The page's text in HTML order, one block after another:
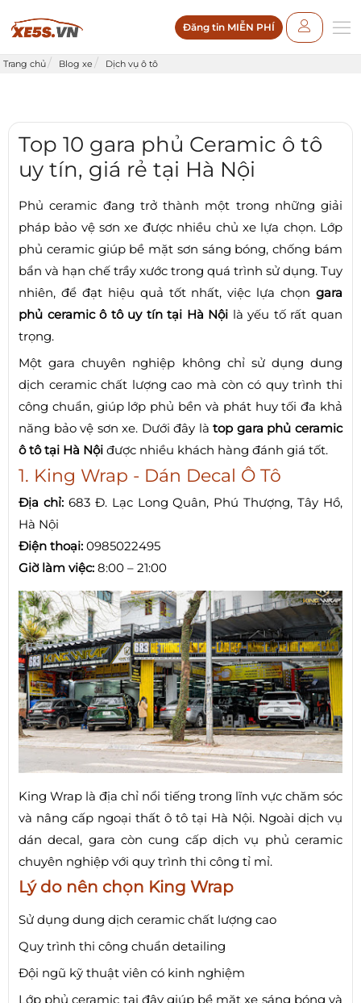
Đăng tin MIỄN PHÍ
Trang chủ Blog xe Dịch vụ ô tô
Top 10 gara phủ Ceramic ô tô
uy tín, giá rẻ tại Hà Nội
Phủ ceramic đang trở thành một trong những giải
pháp bảo vệ sơn xe được nhiều chủ xe lựa chọn. Lớp
phủ ceramic giúp bề mặt sơn sáng bóng, chống bám
bẩn và hạn chế trầy xước trong quá trình sử dụng. Tuy
nhiên, để đạt hiệu quả tốt nhất, việc lựa chọn gara
phủ ceramic ô tô uy tín tại Hà Nội là yếu tố rất quan
trọng.
Một gara chuyên nghiệp không chỉ sử dụng dung
dịch ceramic chất lượng cao mà còn có quy trình thi
công chuẩn, giúp lớp phủ bền và phát huy tối đa khả
năng bảo vệ sơn xe. Dưới đây làtop gara phủ ceramic
ô tô tại Hà Nội được nhiều khách hàng đánh giá tốt.
1. King Wrap - Dán Decal Ô Tô
Địa chỉ:683 Đ. Lạc Long Quân, Phú Thượng, Tây Hồ,
Hà Nội
Điện thoại: 0985022495
Giờ làm việc: 8:00 – 21:00
King Wrap là địa chỉ nổi tiếng trong lĩnh vực chăm sóc
và nâng cấp ngoại thất ô tô tại Hà Nội. Ngoài dịch vụ
dán decal, gara còn cung cấp dịch vụ phủ ceramic
chuyên nghiệp với quy trình thi công tỉ mỉ.
Lý do nên chọn King Wrap
Sử dụng dung dịch ceramic chất lượng cao
Quy trình thi công chuẩn detailing
Đội ngũ kỹ thuật viên có kinh nghiệm
Lớp phủ ceramic tại đây giúp bề mặt xe sáng bóng và